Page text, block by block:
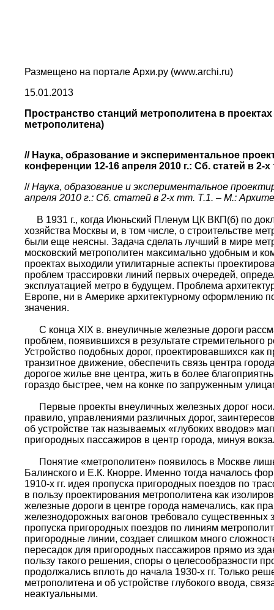
Размещено на портале Архи.ру (www.archi.ru)
15.01.2013
Пространство станций метрополитена в
метрополитена)
// Наука, образование и экспериментальное
конференции 12-16 апреля 2010 г.: Сб. статей в 2-
//Наука, образование и экспериментальное
апреля 2010 г.: Сб. статей в 2-х тт. Т.1. – М.:
В 1931 г., когда Июньский Пленум ЦК ВКП(б) по
хозяйства Москвы и, в том числе, о строительстве
были еще неясны. Задача сделать лучший в мире
московский метрополитен максимально удобным и
проектах выходили утилитарные аспекты
проблем трассировки линий первых очередей,
эксплуатацией метро в будущем. Проблема
Европе, ни в Америке архитектурному оформлению
значения.
С конца XIX в. внеуличные железные дороги
проблем, появившихся в результате
Устройство подобных дорог, проектировавшихся как
транзитное движение, обеспечить связь центра
дорогое жилье вне центра, жить в более
гораздо быстрее, чем на конке по запруженным
Первые проекты внеуличных железных дорог
правило, управлениями различных дорог,
об устройстве так называемых «глубоких вводов»
пригородных пассажиров в центр города, минуя
Понятие «метрополитен» появилось в Москве
Балинского и Е.К. Кнорре. Именно тогда началось
1910-х гг. идея пропуска пригородных поездов по
в пользу проектирования метрополитена как
железные дороги в центре города намечались, как
железнодорожных вагонов требовало существенных
пропуска пригородных поездов по линиям
пригородные линии, создает слишком много
пересадок для пригородных пассажиров прямо из
пользу такого решения, споры о целесообразности
продолжались вплоть до начала 1930-х гг. Только
метрополитена и об устройстве глубокого ввода,
неактуальными.